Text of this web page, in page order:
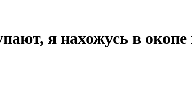
я нахожусь в окопе